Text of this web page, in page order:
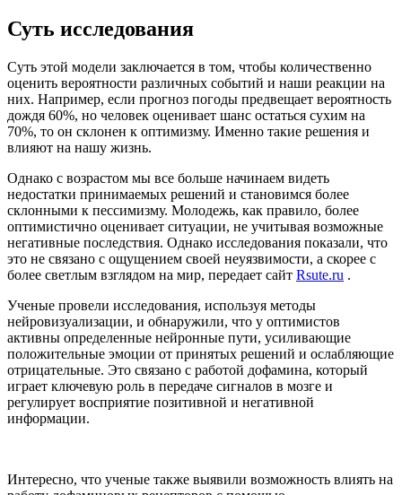
Суть исследования
Суть этой модели заключается в том, чтобы количественно
оценить вероятности различных событий и наши реакции на
них. Например, если прогноз погоды предвещает вероятность
дождя 60%, но человек оценивает шанс остаться сухим на
70%, то он склонен к оптимизму. Именно такие решения и
влияют на нашу жизнь.
Однако с возрастом мы все больше начинаем видеть
недостатки принимаемых решений и становимся более
склонными к пессимизму. Молодежь, как правило, более
оптимистично оценивает ситуации, не учитывая возможные
негативные последствия. Однако исследования показали, что
это не связано с ощущением своей неуязвимости, а скорее с
более светлым взглядом на мир, передает сайт Rsute.ru .
Ученые провели исследования, используя методы
нейровизуализации, и обнаружили, что у оптимистов
активны определенные нейронные пути, усиливающие
положительные эмоции от принятых решений и ослабляющие
отрицательные. Это связано с работой дофамина, который
играет ключевую роль в передаче сигналов в мозге и
регулирует восприятие позитивной и негативной
информации.
Интересно, что ученые также выявили возможность влиять на